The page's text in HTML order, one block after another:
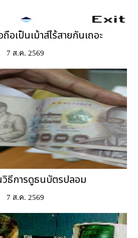
อเป็นเม้าส์ไร้สายกันเถอะ
7 ส.ค. 2569
ธีการดูธนบัตรปลอม
7 ส.ค. 2569